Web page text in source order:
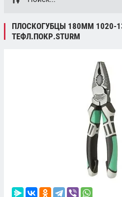
ПЛОСКОГУБЦЫ 180ММ 1020-
ТЕФЛ.ПОКР.STURM